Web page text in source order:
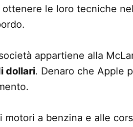
le loro tecniche
appartiene alla
dollari. Denaro che Apple
motori a benzina e alle